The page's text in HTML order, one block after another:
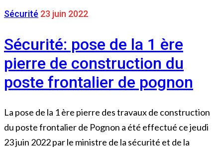
Sécurité 23 juin 2022
Sécurité: pose de la 1 ère
pierre de construction du
poste frontalier de pognon
La pose de la 1 ère pierre des travaux de construction
du poste frontalier de Pognon a été effectué ce jeudi
23 juin 2022 par le ministre de la sécurité et de la